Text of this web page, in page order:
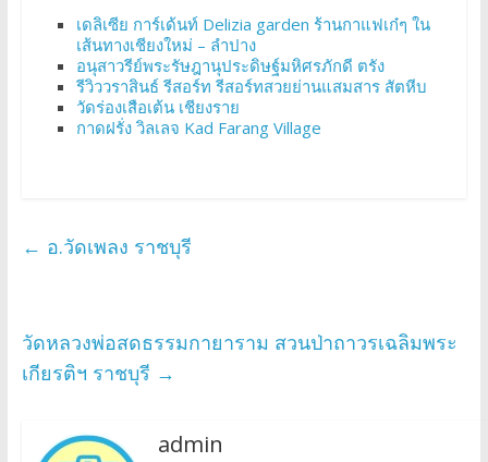
เดลิเซีย การ์เด้นท์ Delizia garden ร้านกาแฟเก๋ๆ ใน
เส้นทางเชียงใหม่ – ลำปาง
อนุสาวรีย์พระรัษฎานุประดิษฐ์มหิศรภักดี ตรัง
รีวิววราสินธ์ รีสอร์ท รีสอร์ทสวยย่านแสมสาร สัตหีบ
วัดร่องเสือเต้น เชียงราย
กาดฝรั่ง วิลเลจ Kad Farang Village
← อ.วัดเพลง ราชบุรี
วัดหลวงพ่อสดธรรมกายาราม สวนป่าถาวรเฉลิมพระ
เกียรติฯ ราชบุรี →
admin